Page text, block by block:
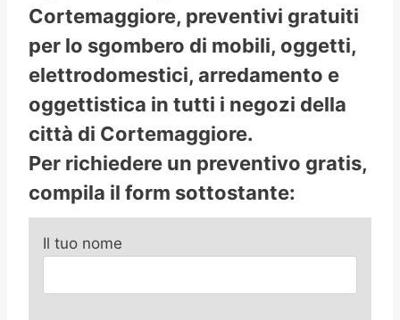
Cortemaggiore, preventivi gratuiti
per lo sgombero di mobili, oggetti,
elettrodomestici, arredamento e
oggettistica in tutti i negozi della
città di Cortemaggiore.
Per richiedere un preventivo gratis,
compila il form sottostante:
Il tuo nome